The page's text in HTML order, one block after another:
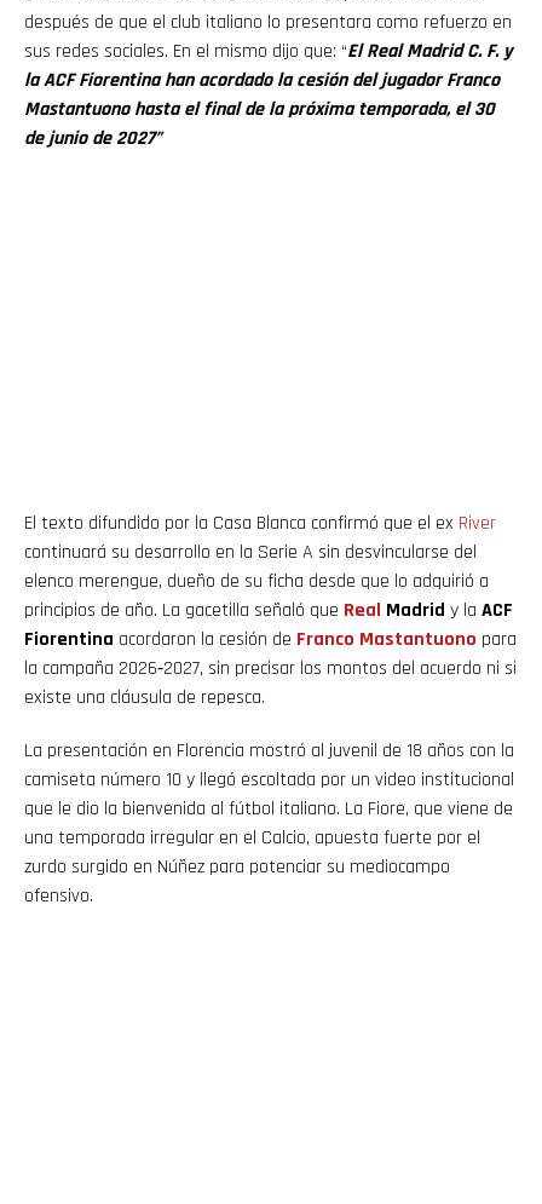
después de que el club italiano lo presentara como refuerzo en
sus redes sociales. En el mismo dijo que: “El Real Madrid C. F. y
la ACF Fiorentina han acordado la cesión del jugador Franco
Mastantuono hasta el final de la próxima temporada, el 30
de junio de 2027”
El texto difundido por la Casa Blanca confirmó que el ex River
continuará su desarrollo en la Serie A sin desvincularse del
elenco merengue, dueño de su ficha desde que lo adquirió a
principios de año. La gacetilla señaló que Real Madrid y la ACF
Fiorentina acordaron la cesión de Franco Mastantuono para
la campaña 2026‑2027, sin precisar los montos del acuerdo ni si
existe una cláusula de repesca.
La presentación en Florencia mostró al juvenil de 18 años con la
camiseta número 10 y llegó escoltada por un video institucional
que le dio la bienvenida al fútbol italiano. La Fiore, que viene de
una temporada irregular en el Calcio, apuesta fuerte por el
zurdo surgido en Núñez para potenciar su mediocampo
ofensivo.